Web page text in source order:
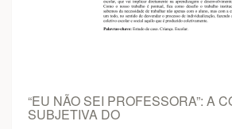
“EU NÃO SEI PROFESSORA”: A
SUBJETIVA DO